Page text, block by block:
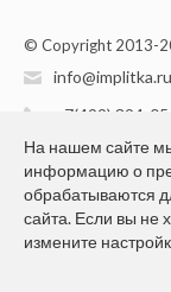
© Copyright 2013-
info@implitka.ru
+7(499) 394-
На нашем сайте
информацию о
обрабатываются
сайта. Если вы не
измените